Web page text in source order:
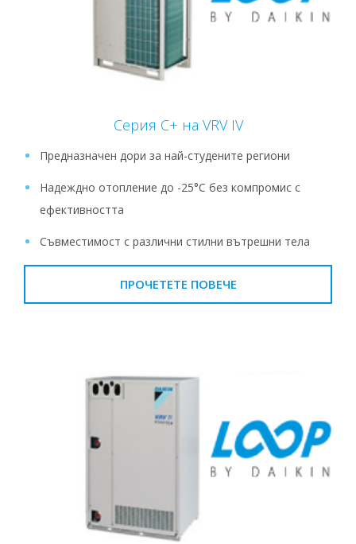
Серия С+ на VRV IV
Предназначен дори за най-студените региони
Надеждно отопление до -25°C без компромис с
ефективността
Съвместимост с различни стилни вътрешни тела
ПРОЧЕТЕТЕ ПОВЕЧЕ